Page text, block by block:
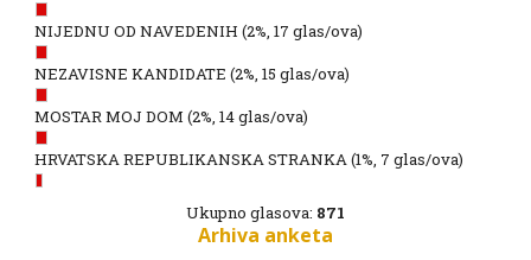
NIJEDNU OD NAVEDENIH (2%, 17 glas/ova)
NEZAVISNE KANDIDATE (2%, 15 glas/ova)
MOSTAR MOJ DOM (2%, 14 glas/ova)
HRVATSKA REPUBLIKANSKA STRANKA(1%, 7 glas/ova)
Ukupno glasova: 871
Arhiva anketa